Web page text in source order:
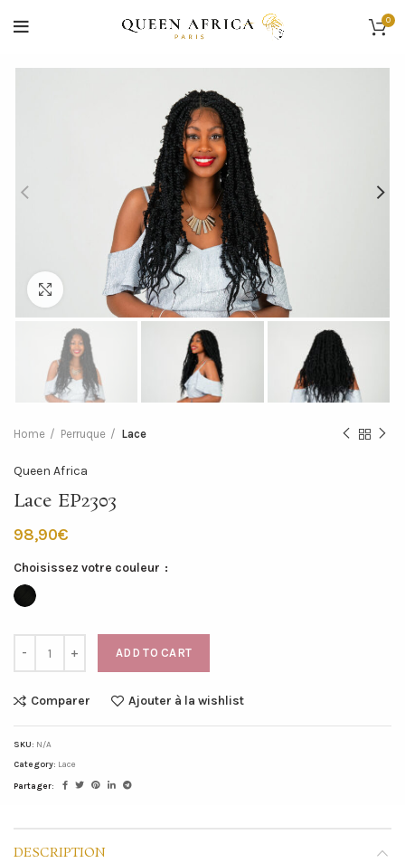
0
Cliquez pour agrandir
Home Perruque Lace
Queen Africa
Lace EP2303
€
Choisissez votre couleur
ADD TO CART
Comparer Ajouter à la wishlist
DESCRIPTION